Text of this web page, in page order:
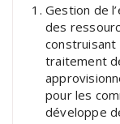
Gestion de
des
traitement
pour les
développe